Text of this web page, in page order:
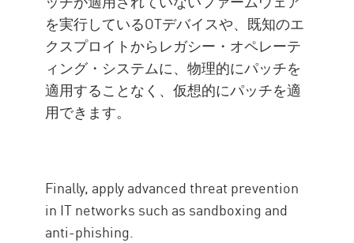
を実行しているOTデバイスや、既知のエ
クスプロイトからレガシー・オペレーテ
ィング・システムに、物理的にパッチを
適用することなく、仮想的にパッチを適
用できます。
Finally, apply advanced threat prevention
in IT networks such as sandboxing and
anti-phishing.